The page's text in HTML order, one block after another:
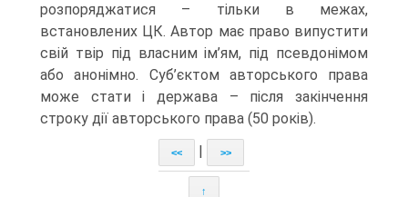
розпоряджатися – тільки в межах,
встановлених ЦК. Автор має право випустити
свій твір під власним ім’ям, під псевдонімом
або анонімно. Суб’єктом авторського права
може стати і держава – після закінчення
строку дії авторського права (50 років).
<< >>
↑